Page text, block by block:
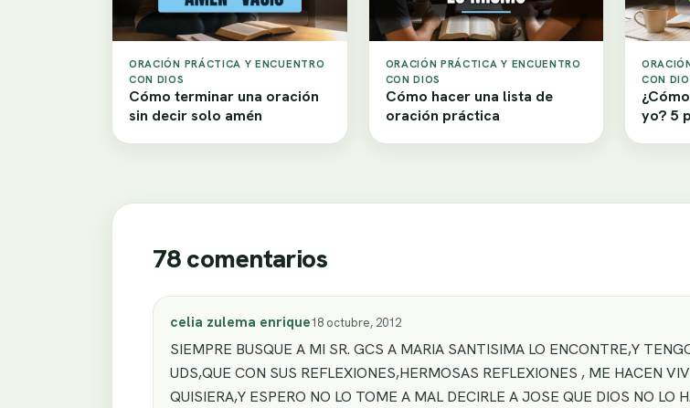
ORACIÓN PRÁCTICA Y ENCUENTRO
CON DIOS
Cómo terminar una oración
sin decir solo amén
ORACIÓN PRÁCTICA Y ENCUENTRO
CON DIOS
Cómo hacer una lista de
oración práctica
CON
yo? 5
78 comentarios
celia zulema enrique18 octubre, 2012
SIEMPRE BUSQUE A MI SR. GCS A MARIA SANTISIMA LO ENCONTRE,Y
UDS,QUE CON SUS REFLEXIONES,HERMOSAS REFLEXIONES , ME HACEN
QUISIERA,Y ESPERO NO LO TOME A MAL DECIRLE A JOSE QUE DIOS NO